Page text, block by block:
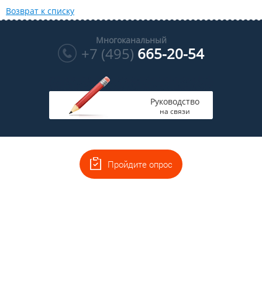
Возврат к списку
Многоканальный
+7 (495) 665-20-54
Руководство
на связи
Пройдите опрос